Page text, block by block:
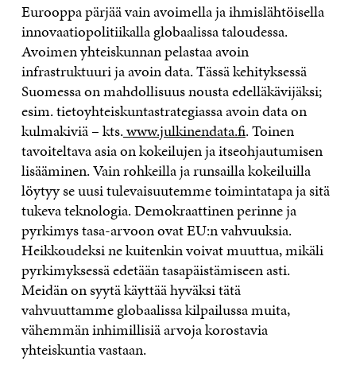
Eurooppa pärjää vain avoimella ja ihmislähtöisella
innovaatiopolitiikalla globaalissa taloudessa.
Avoimen yhteiskunnan pelastaa avoin
infrastruktuuri ja avoin data. Tässä kehityksessä
Suomessa on mahdollisuus nousta edelläkävijäksi;
esim. tietoyhteiskuntastrategiassa avoin data on
kulmakiviä – kts.www.julkinendata.fi. Toinen
tavoiteltava asia on kokeilujen ja itseohjautumisen
lisääminen. Vain rohkeilla ja runsailla kokeiluilla
löytyy se uusi tulevaisuutemme toimintatapa ja sitä
tukeva teknologia. Demokraattinen perinne ja
pyrkimys tasa-arvoon ovat EU:n vahvuuksia.
Heikkoudeksi ne kuitenkin voivat muuttua, mikäli
pyrkimyksessä edetään tasapäistämiseen asti.
Meidän on syytä käyttää hyväksi tätä
vahvuuttamme globaalissa kilpailussa muita,
vähemmän inhimillisiä arvoja korostavia
yhteiskuntia vastaan.